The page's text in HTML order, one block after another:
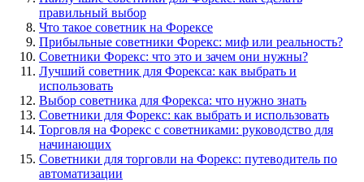
правильный выбор
Что такое советник на Форексе
Прибыльные советники Форекс: миф или реальность?
Советники Форекс: что это и зачем они нужны?
Лучший советник для Форекса: как выбрать и
использовать
Выбор советника для Форекса: что нужно знать
Советники для Форекс: как выбрать и использовать
Торговля на Форекс с советниками: руководство для
начинающих
Советники для торговли на Форекс: путеводитель по
автоматизации